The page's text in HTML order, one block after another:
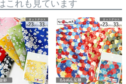
これも見ています